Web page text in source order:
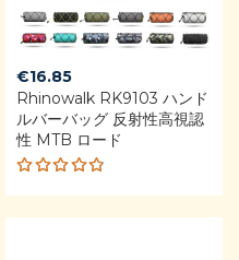
€16.85
Rhinowalk RK9103 ハンド
ルバーバッグ 反射性高視認
性 MTB ロード
Rated
4.80out